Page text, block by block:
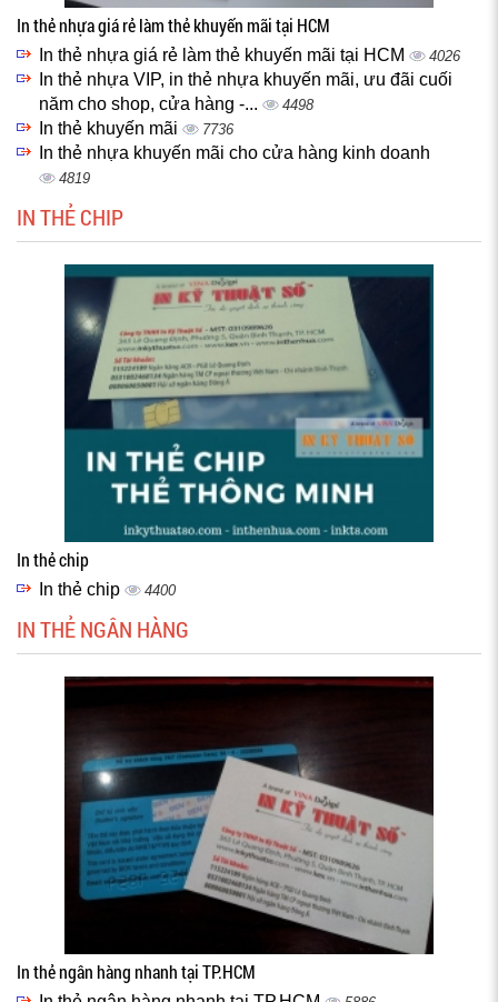
In thẻ nhựa giá rẻ làm thẻ khuyến mãi tại HCM
In thẻ nhựa giá rẻ làm thẻ khuyến mãi tại HCM 4026
In thẻ nhựa VIP, in thẻ nhựa khuyến mãi, ưu đãi cuối
năm cho shop, cửa hàng -...
4498
In thẻ khuyến mãi 7736
In thẻ nhựa khuyến mãi cho cửa hàng kinh doanh
4819
IN THẺ CHIP
In thẻ chip
In thẻ chip 4400
IN THẺ NGÂN HÀNG
In thẻ ngân hàng nhanh tại TP.HCM